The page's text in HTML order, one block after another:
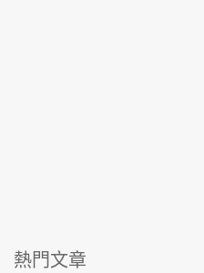
熱門文章